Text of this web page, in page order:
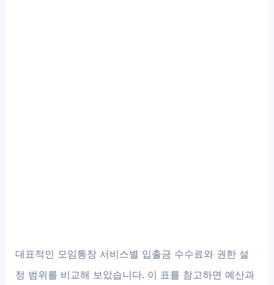
대표적인 모임통장 서비스별 입출금 수수료와 권한 설
정 범위를 비교해 보았습니다. 이 표를 참고하면 예산과